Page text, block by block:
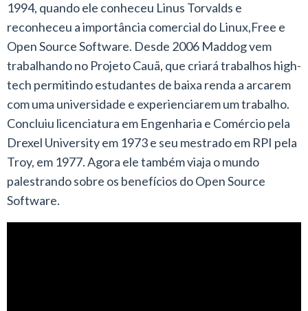
1994, quando ele conheceu Linus Torvalds e
reconheceu a importância comercial do Linux,Free e
Open Source Software. Desde 2006 Maddog vem
trabalhando no Projeto Cauã, que criará trabalhos high-
tech permitindo estudantes de baixa renda a arcarem
com uma universidade e experienciarem um trabalho.
Concluiu licenciatura em Engenharia e Comércio pela
Drexel University em 1973 e seu mestrado em RPI pela
Troy, em 1977. Agora ele também viaja o mundo
palestrando sobre os benefícios do Open Source
Software.